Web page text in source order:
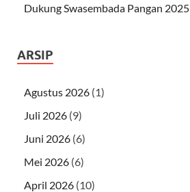
Dukung Swasembada Pangan 2025
ARSIP
Agustus 2026 (1)
Juli 2026 (9)
Juni 2026 (6)
Mei 2026 (6)
April 2026 (10)